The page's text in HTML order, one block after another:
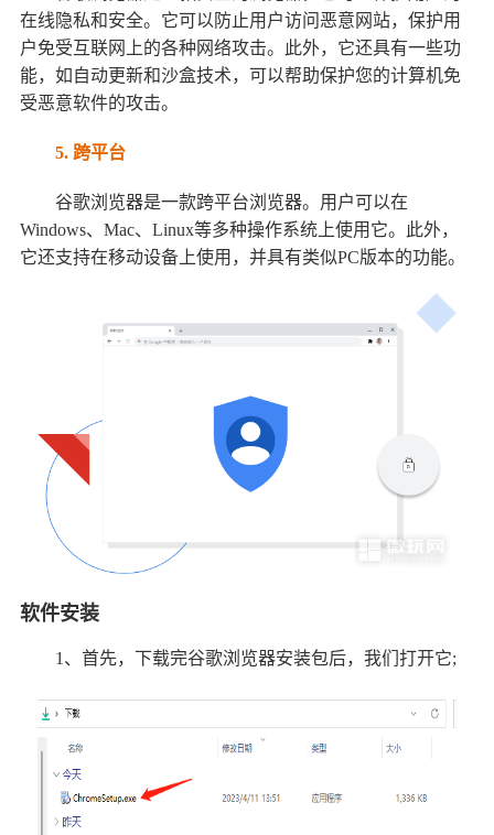
在线隐私和安全。它可以防止用户访问恶意网站，保护用
户免受互联网上的各种网络攻击。此外，它还具有一些功
能，如自动更新和沙盒技术，可以帮助保护您的计算机免
受恶意软件的攻击。
5. 跨平台
谷歌浏览器是一款跨平台浏览器。用户可以在
Windows、Mac、Linux等多种操作系统上使用它。此外，
它还支持在移动设备上使用，并具有类似PC版本的功能。
软件安装
1、首先，下载完谷歌浏览器安装包后，我们打开它;